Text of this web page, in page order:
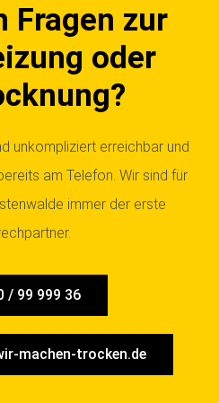
Fragen zur
oder
unkompliziert erreichbar und
am Telefon. Wir sind für
immer der erste
/ 99 999 36
machen-trocken.de